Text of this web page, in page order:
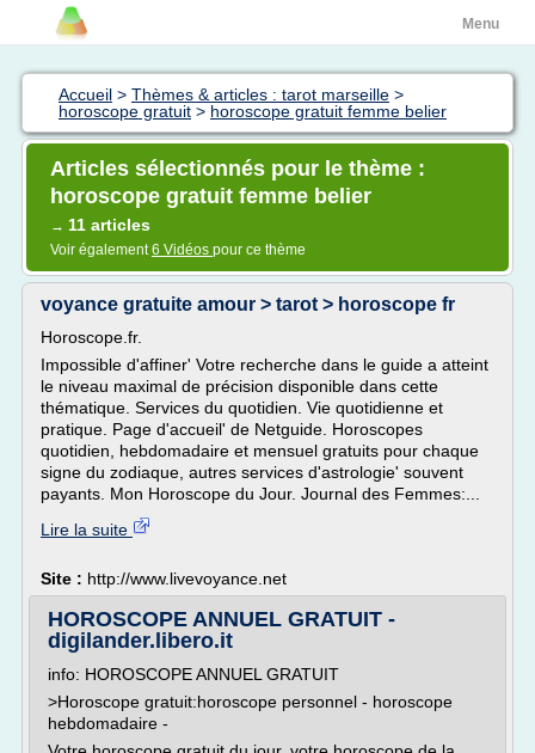
Menu
Accueil > Thèmes & articles : tarot marseille >
horoscope gratuit > horoscope gratuit femme belier
Articles sélectionnés pour le thème :
horoscope gratuit femme belier
→ 11 articles
Voir également6 Vidéos pour ce thème
voyance gratuite amour > tarot > horoscope fr
Horoscope.fr.
Impossible d'affiner' Votre recherche dans le guide a atteint
le niveau maximal de précision disponible dans cette
thématique. Services du quotidien. Vie quotidienne et
pratique. Page d'accueil' de Netguide. Horoscopes
quotidien, hebdomadaire et mensuel gratuits pour chaque
signe du zodiaque, autres services d'astrologie' souvent
payants. Mon Horoscope du Jour. Journal des Femmes:...
Lire la suite
Site : http://www.livevoyance.net
HOROSCOPE ANNUEL GRATUIT -
digilander.libero.it
info: HOROSCOPE ANNUEL GRATUIT
>Horoscope gratuit:horoscope personnel - horoscope
hebdomadaire -